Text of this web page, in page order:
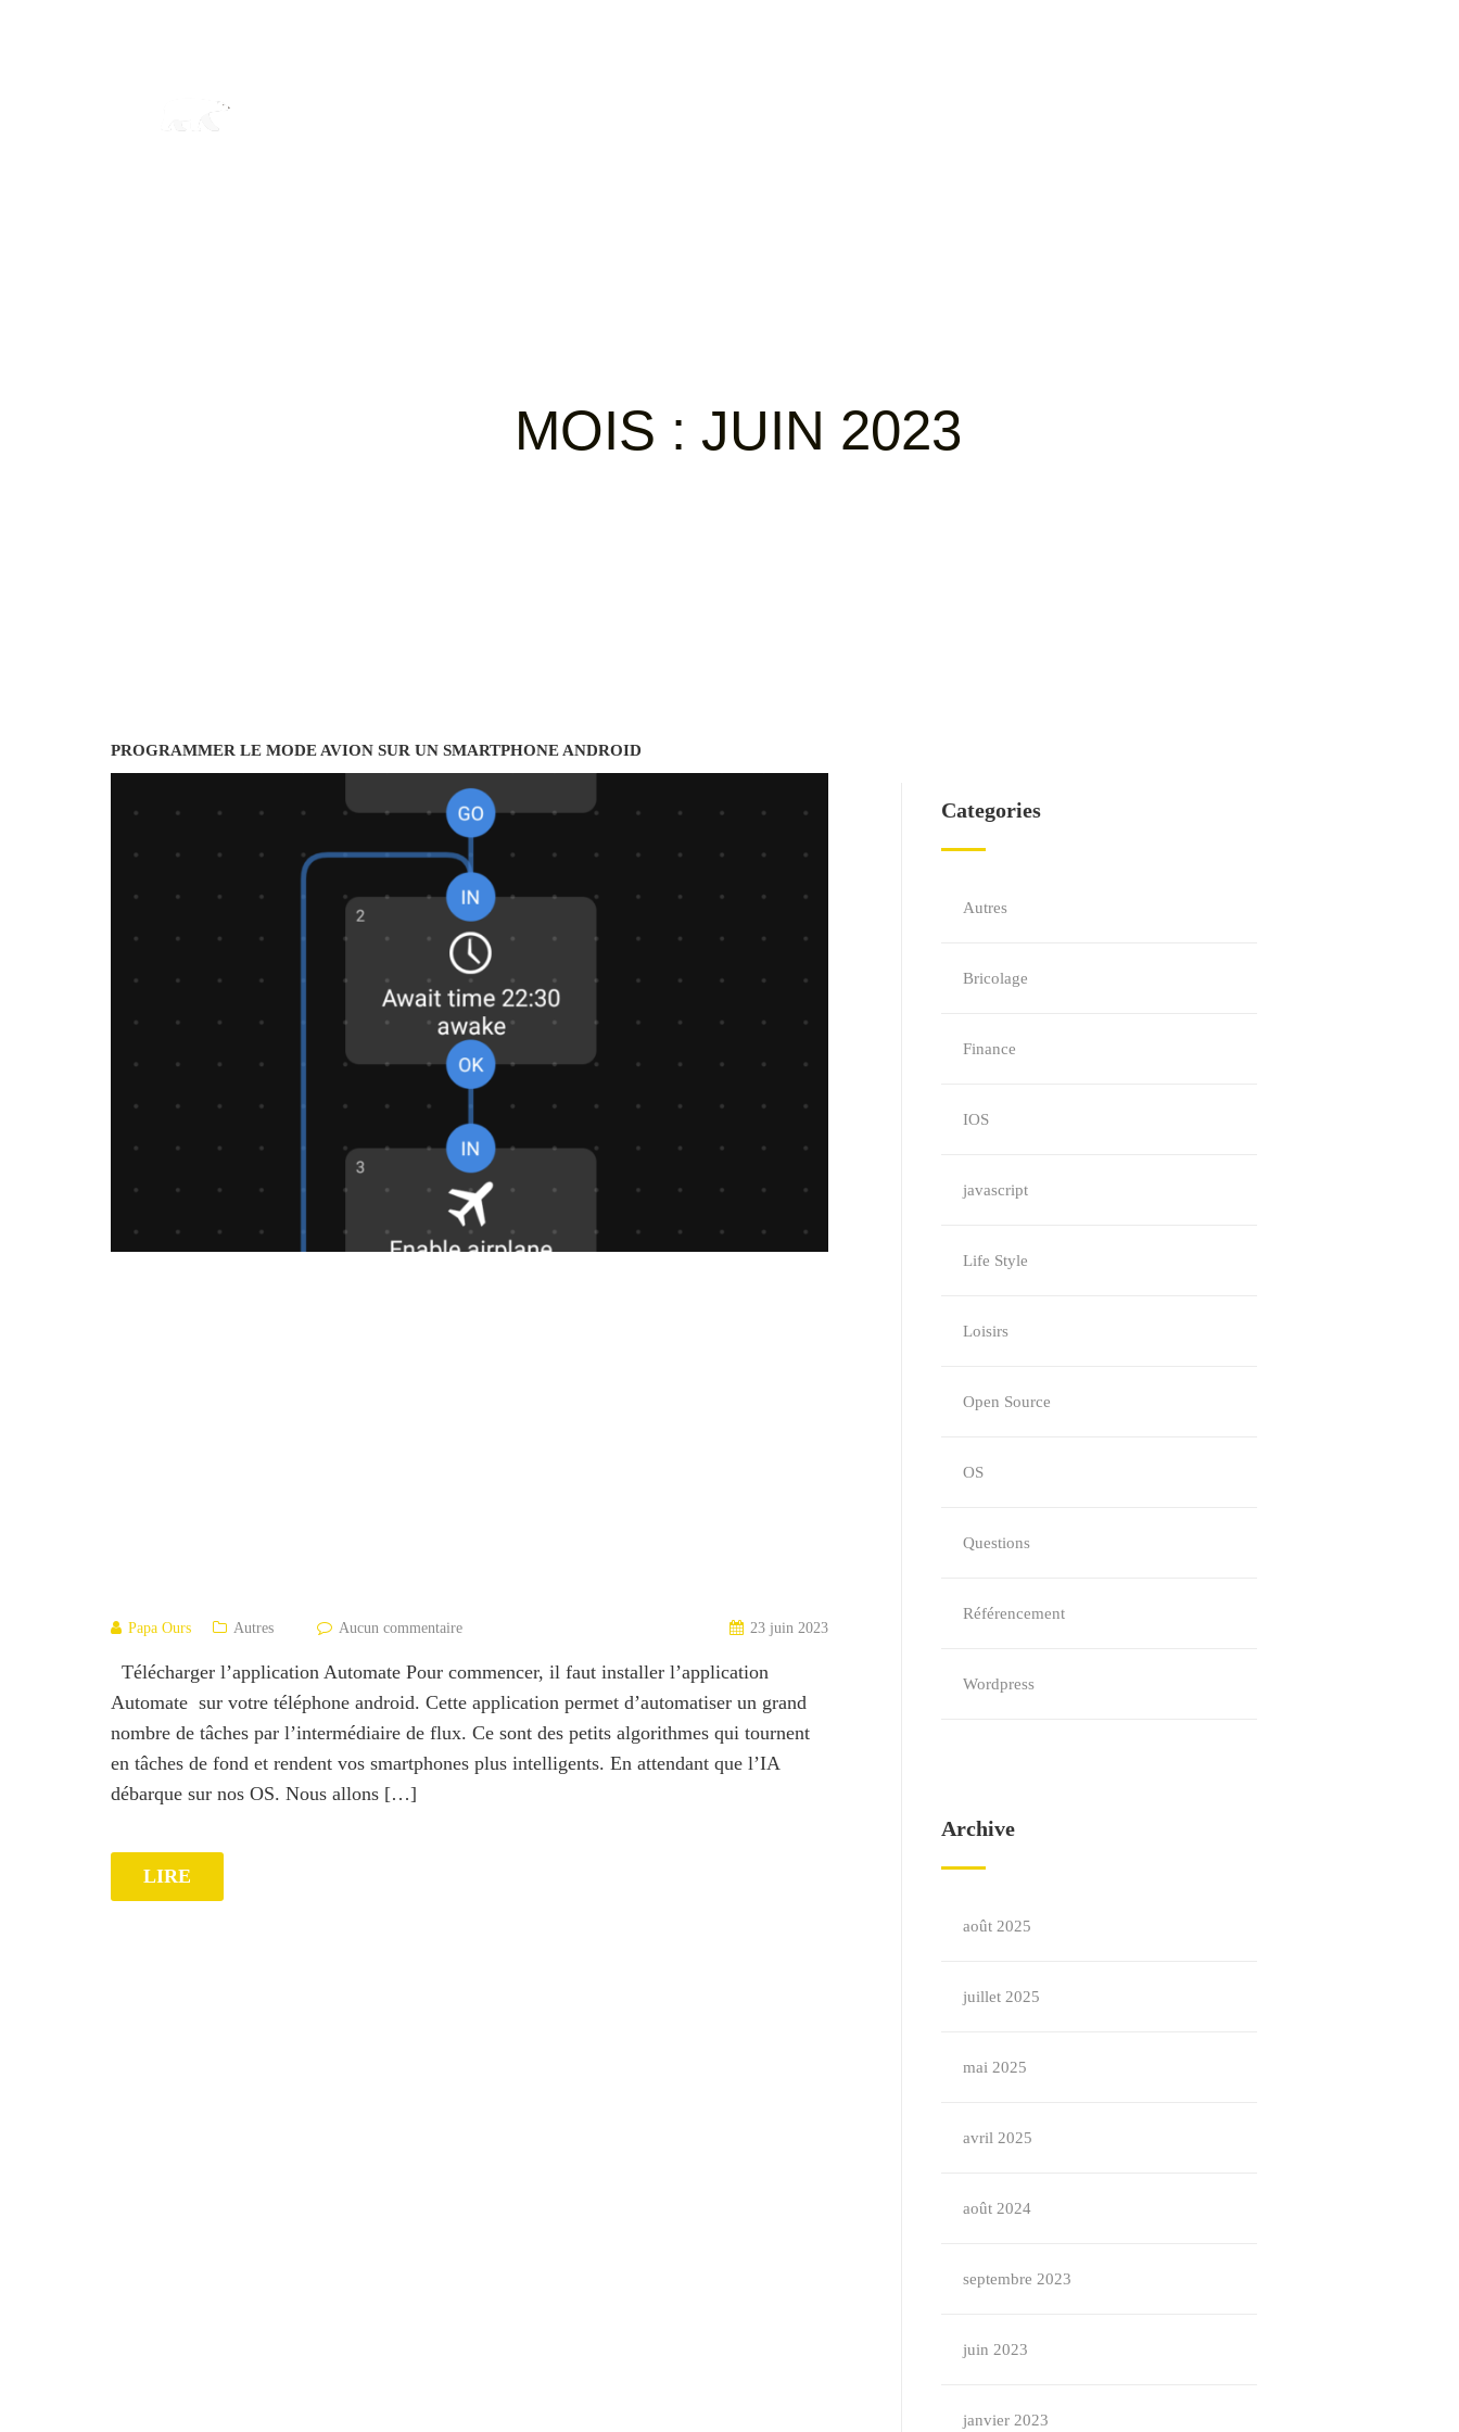
MOIS : JUIN 2023
PROGRAMMER LE MODE AVION SUR UN SMARTPHONE ANDROID
Papa Ours 23 juin 2023
Autres Aucun commentaire
Télécharger l’application Automate Pour commencer, il faut installer l’application
Automate sur votre téléphone android. Cette application permet d’automatiser un grand
nombre de tâches par l’intermédiaire de flux. Ce sont des petits algorithmes qui tournent
en tâches de fond et rendent vos smartphones plus intelligents. En attendant que l’IA
débarque sur nos OS. Nous allons […]
LIRE
Categories
Autres
Bricolage
Finance
IOS
javascript
Life Style
Loisirs
Open Source
OS
Questions
Référencement
Wordpress
Archive
août 2025
juillet 2025
mai 2025
avril 2025
août 2024
septembre 2023
juin 2023
janvier 2023